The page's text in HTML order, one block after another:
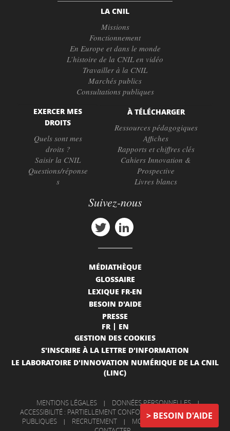
BESOIN D'AIDE
LA CNIL
Missions
Fonctionnement
En Europe et dans le monde
L’histoire de la CNIL en vidéo
Travailler à la CNIL
Marchés publics
Consultations publiques
EXERCER MES
DROITS
Quels sont mes
droits ?
Saisir la CNIL
Questions/réponse
s
À TÉLÉCHARGER
Ressources pédagogiques
Affiches
Rapports et chiffres clés
Cahiers Innovation &
Prospective
Livres blancs
Suivez-nous
MÉDIATHÈQUE
GLOSSAIRE
LEXIQUE FR-EN
BESOIN D'AIDE
PRESSE
FR
EN
GESTION DES COOKIES
S'INSCRIRE À LA LETTRE D'INFORMATION
LE LABORATOIRE D'INNOVATION NUMÉRIQUE DE LA CNIL
(LINC)
MENTIONS LÉGALES | DONNÉES PERSONNELLES |
ACCESSIBILITÉ : PARTIELLEMENT CONFORME
|
INFORMATIONS
PUBLIQUES
| RECRUTEMENT | MON COMPTE |
NOUS